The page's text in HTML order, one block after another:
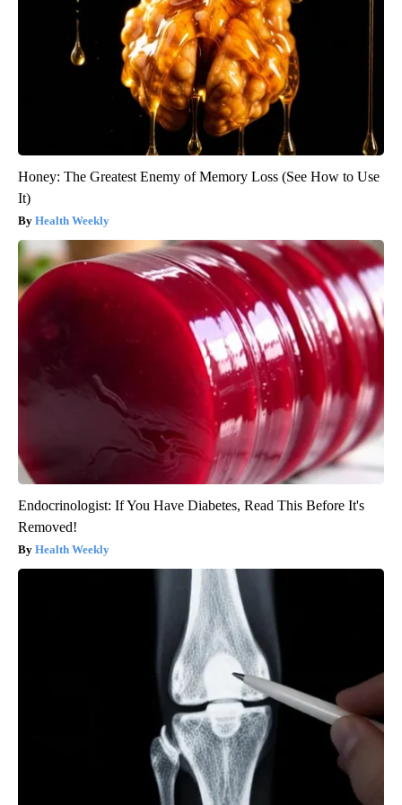
Honey: The Greatest Enemy of Memory Loss (See How to Use
It)
Health Weekly
Endocrinologist: If You Have Diabetes, Read This Before It's
Removed!
Health Weekly